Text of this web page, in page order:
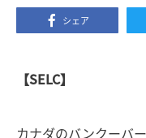
シェア
【SELC】
カナダのバンクーバ